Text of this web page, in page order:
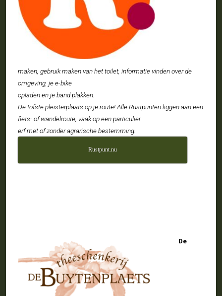
maken, gebruik maken van het toilet, informatie vinden over de
omgeving, je e-bike
opladen en je band plakken.
De tofste pleisterplaats op je route! Alle Rustpunten liggen aan een
fiets- of wandelroute, vaak op een particulier
erf met of zonder agrarische bestemming.
Rustpunt.nu
De